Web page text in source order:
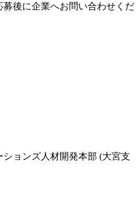
後に企業へお問い合わせくだ
ョンズ人材開発本部 (大宮支